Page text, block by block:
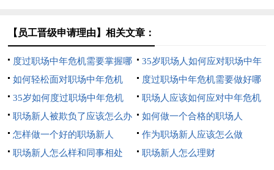
【员工晋级申请理由】相关文章：
度过职场中年危机需要掌握哪
3个技能
35岁职场人如何应对职场中年
危机
如何轻松面对职场中年危机
度过职场中年危机需要做好哪
3点
35岁如何度过职场中年危机
职场人应该如何应对中年危机
职场新人被欺负了应该怎么办
如何做一个合格的职场人
怎样做一个好的职场新人
作为职场新人应该怎么做
职场新人怎么样和同事相处
职场新人怎么理财